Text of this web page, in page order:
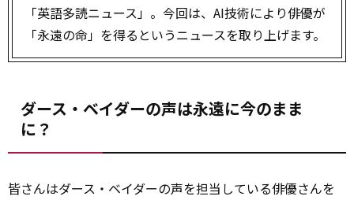
「英語多読ニュース」。今回は、AI技術により俳優が
「永遠の命」を得るというニュースを取り上げます。
ダース・ベイダーの声は永遠に今のまま
に？
皆さんはダース・ベイダーの声を担当している俳優さんを